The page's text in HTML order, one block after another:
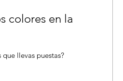
colores en la
llevas puestas?